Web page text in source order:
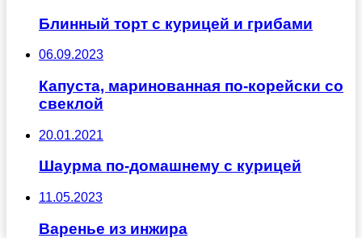
Блинный торт с курицей и грибами
06.09.2023
Капуста, маринованная по-корейски со
свеклой
20.01.2021
Шаурма по-домашнему с курицей
11.05.2023
Варенье из инжира